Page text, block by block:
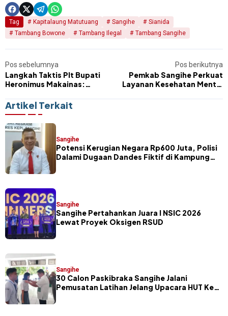
Tag Kapitalaung Matutuang Sangihe
Sianida
Tambang Bowone
Tambang Ilegal Tambang Sangihe
Pos sebelumnya
Langkah Taktis Plt Bupati
Heronimus Makainas:
Sektor Perhubungan dan
Kesehatan
Pos berikutnya
Pemkab Sangihe Perkuat
Layanan Kesehatan Mental
Rawat Jiwa
Artikel Terkait
Sangihe
Potensi Kerugian Negara Rp600 Juta, Polisi
Dalami Dugaan Dandes Fiktif di Kampung
Sangihe
Sangihe Pertahankan Juara I NSIC 2026
Lewat Proyek Oksigen RSUD
Sangihe
30 Calon Paskibraka Sangihe Jalani
Pemusatan Latihan Jelang Upacara HUT Ke-